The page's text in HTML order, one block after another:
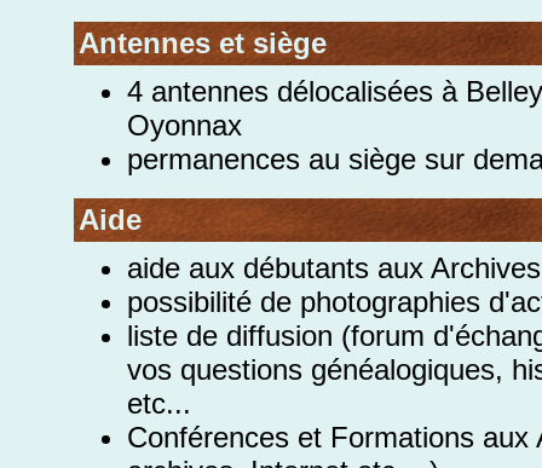
Antennes et siège
4 antennes délocalisées à
Oyonnax
permanences au siège sur
Aide
aide aux débutants aux
possibilité de photographies
liste de diffusion (forum
vos questions généalogiques,
etc...
Conférences et Formations